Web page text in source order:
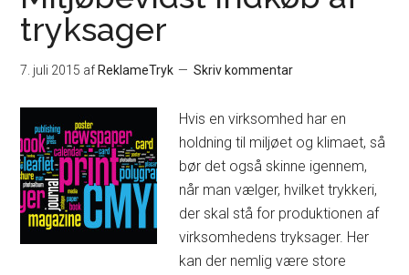
tryksager
7. juli 2015 af ReklameTryk Skriv kommentar
Hvis en virksomhed har en
holdning til miljøet og klimaet, så
bør det også skinne igennem,
når man vælger, hvilket trykkeri,
der skal stå for produktionen af
virksomhedens tryksager. Her
kan der nemlig være store